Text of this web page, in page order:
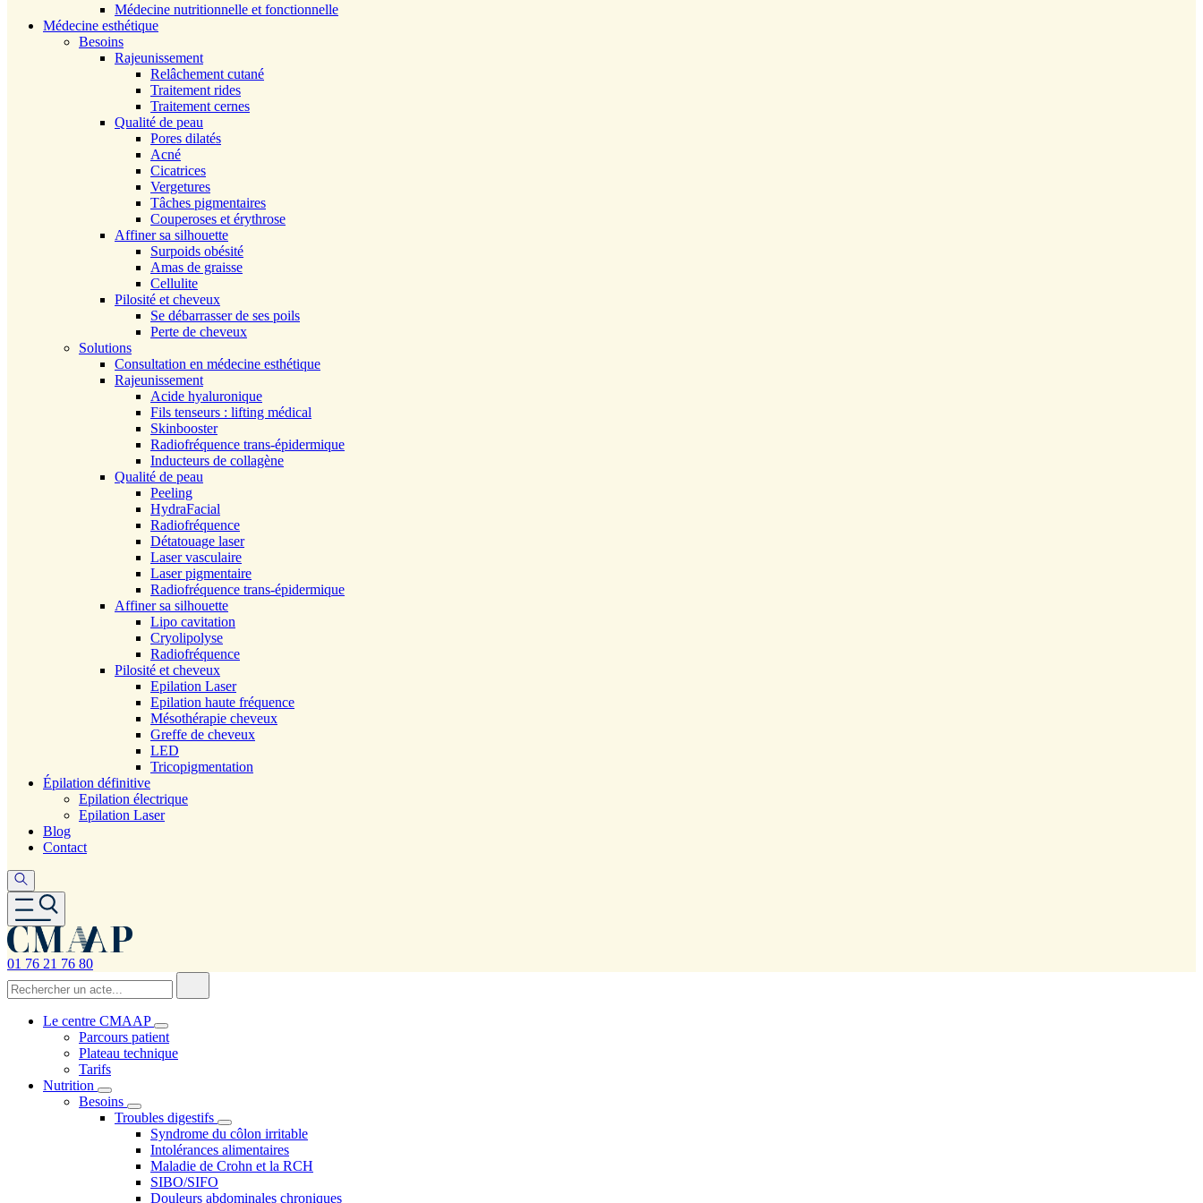
Médecine nutritionnelle et fonctionnelle
Médecine esthétique
Besoins
Rajeunissement
Relâchement cutané
Traitement rides
Traitement cernes
Qualité de peau
Pores dilatés
Acné
Cicatrices
Vergetures
Tâches pigmentaires
Couperoses et érythrose
Affiner sa silhouette
Surpoids obésité
Amas de graisse
Cellulite
Pilosité et cheveux
Se débarrasser de ses poils
Perte de cheveux
Solutions
Consultation en médecine esthétique
Rajeunissement
Acide hyaluronique
Fils tenseurs : lifting médical
Skinbooster
Radiofréquence trans-épidermique
Inducteurs de collagène
Qualité de peau
Peeling
HydraFacial
Radiofréquence
Détatouage laser
Laser vasculaire
Laser pigmentaire
Radiofréquence trans-épidermique
Affiner sa silhouette
Lipo cavitation
Cryolipolyse
Radiofréquence
Pilosité et cheveux
Epilation Laser
Epilation haute fréquence
Mésothérapie cheveux
Greffe de cheveux
LED
Tricopigmentation
Épilation définitive
Epilation électrique
Epilation Laser
Blog
Contact
01 76 21 76 80
Le centre CMAAP
Parcours patient
Plateau technique
Tarifs
Nutrition
Besoins
Troubles digestifs
Syndrome du côlon irritable
Intolérances alimentaires
Maladie de Crohn et la RCH
SIBO/SIFO
Douleurs abdominales chroniques